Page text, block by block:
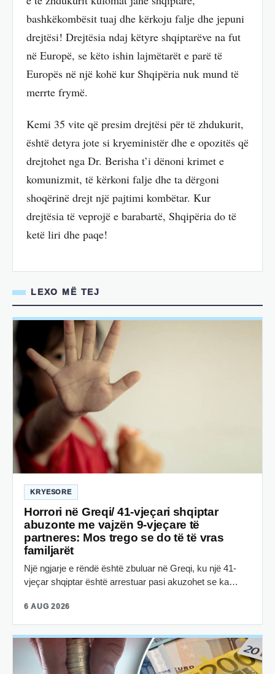
bashkëkombësit tuaj dhe kërkoju falje dhe jepuni
drejtësi! Drejtësia ndaj këtyre shqiptarëve na fut
në Europë, se këto ishin lajmëtarët e parë të
Europës në një kohë kur Shqipëria nuk mund të
merrte frymë.
Kemi 35 vite që presim drejtësi për të zhdukurit,
është detyra jote si kryeministër dhe e opozitës që
drejtohet nga Dr. Berisha t’i dënoni krimet e
komunizmit, të kërkoni falje dhe ta dërgoni
shoqërinë drejt një pajtimi kombëtar. Kur
drejtësia të veprojë e barabartë, Shqipëria do të
ketë liri dhe paqe!
LEXO MË TEJ
KRYESORE
Horrori në Greqi/ 41-vjeçari shqiptar
abuzonte me vajzën 9-vjeçare të
partneres: Mos trego se do të të vras
familjarët
Një ngjarje e rëndë është zbuluar në Greqi, ku një 41-
vjeçar shqiptar është arrestuar pasi akuzohet se ka…
6 AUG 2026